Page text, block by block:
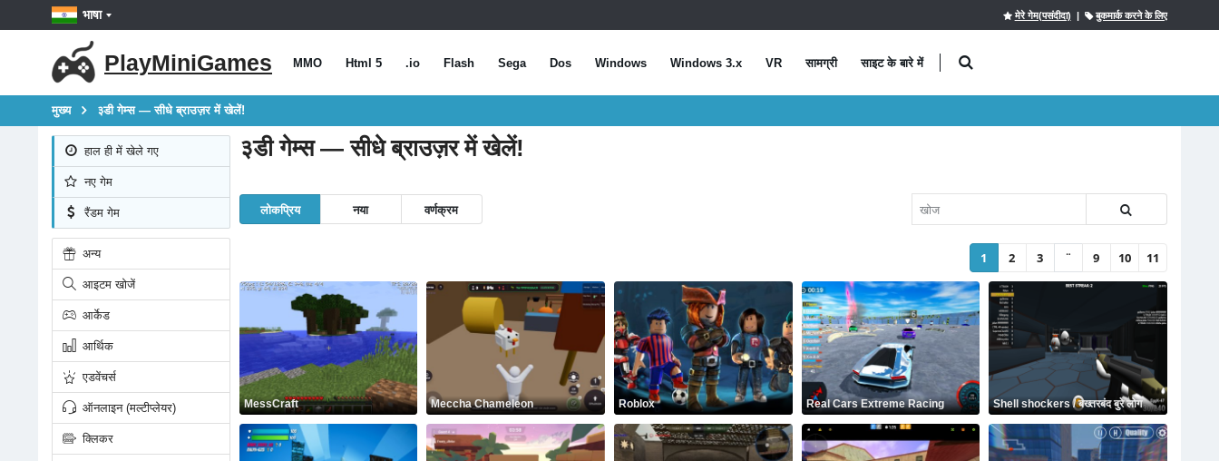
भाषा मेरे गेम(पसंदीदा) | बुकमार्क करने के लिए
PlayMiniGames MMO Html 5 .io Flash Sega Dos Windows Windows 3.x VR सामग्री साइट के बारे में
मुख्य ३डी गेम्स — सीधे ब्राउज़र में खेलें!
हाल ही में खेले गए
नए गेम
रैंडम गेम
अन्य
आइटम खोजें
आर्केड
आर्थिक
एडवेंचर्स
ऑनलाइन (मल्टीप्लेयर)
क्लिकर
३डी गेम्स — सीधे ब्राउज़र में खेलें!
लोकप्रिय नया वर्णक्रम
1 2 3 ¨ 9 10 11
MessCraft Meccha Chameleon Roblox Real Cars Extreme Racing Shell shockers / बख्तरबंद बुरे लोग